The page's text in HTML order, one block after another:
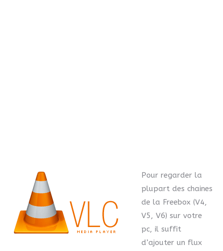
Pour regarder la
plupart des chaines
de la Freebox (V4,
V5, V6) sur votre
pc, il suffit
d’ajouter un flux